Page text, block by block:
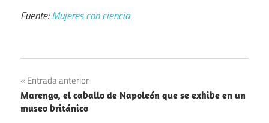
Fuente:Mujeres con ciencia
Navegación
de
Entrada anterior
Marengo, el caballo de Napoleón que se exhibe en un
museo británico